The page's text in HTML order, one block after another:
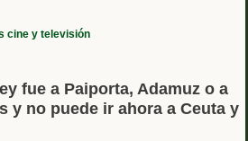
cine y televisión
fue a Paiporta, Adamuz o a
y no puede ir ahora a Ceuta y